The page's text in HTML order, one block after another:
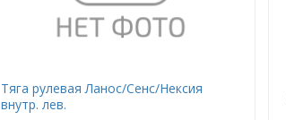
Тяга рулевая Ланос/Сенс/Нексия
внутр. лев.